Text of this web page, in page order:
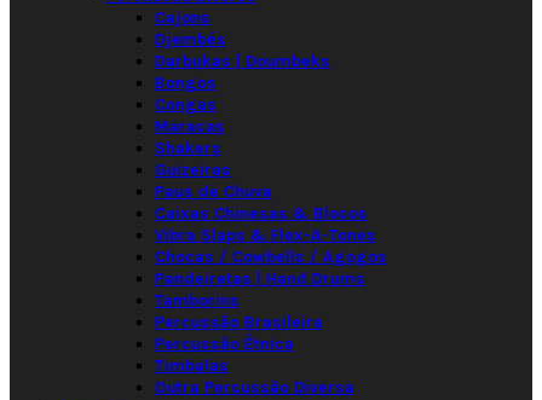
Cajons
Djembés
Darbukas | Doumbeks
Bongos
Congas
Maracas
Shakers
Guizeiras
Paus de Chuva
Caixas Chinesas & Blocos
Vibra Slaps & Flex-A-Tones
Chocas / Cowbells / Agogos
Pandeiretas | Hand Drums
Tamborins
Percussão Brasileira
Percussão Étnica
Timbalas
Outra Percussão Diversa